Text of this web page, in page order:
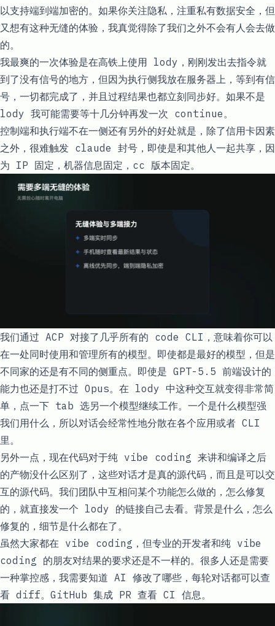
以支持端到端加密的。如果你关注隐私，注重私有数据安全，但
又想有这种无缝的体验，我真觉得除了我们之外不会有人会去做
的。
我最爽的一次体验是在高铁上使用 lody，刚刚发出去指令就
到了没有信号的地方，但因为执行侧我放在服务器上，等到有信
号，一切都完成了，并且过程结果也都立刻同步好。如果不是
lody 我可能需要等十几分钟再发一次 continue。
控制端和执行端不在一侧还有另外的好处就是，除了信用卡因素
之外，很难触发 claude 封号，即使是和其他人一起共享，因
为 IP 固定，机器信息固定，cc 版本固定。
我们通过 ACP 对接了几乎所有的 code CLI，意味着你可以
在一处同时使用和管理所有的模型。即使都是最好的模型，但是
不同家的还是有不同的侧重点。即使是 GPT-5.5 前端设计的
能力也还是打不过 Opus。在 lody 中这种交互就变得非常简
单，点一下 tab 选另一个模型继续工作。一个是什么模型强
我们用什么，所以对话会经常性地分散在各个应用或者 CLI
里。
另外一点，现在代码对于纯 vibe coding 来讲和编译之后
的产物没什么区别了，这些对话才是真的源代码，而且是可以交
互的源代码。我们团队中互相问某个功能怎么做的，怎么修复
的，就直接发一个 lody 的链接自己去看。背景是什么，怎么
修复的，细节是什么都在了。
虽然大家都在 vibe coding，但专业的开发者和纯 vibe
coding 的朋友对结果的要求还是不一样的。很多人还是需要
一种掌控感，我需要知道 AI 修改了哪些，每轮对话都可以查
看 diff。GitHub 集成 PR 查看 CI 信息。